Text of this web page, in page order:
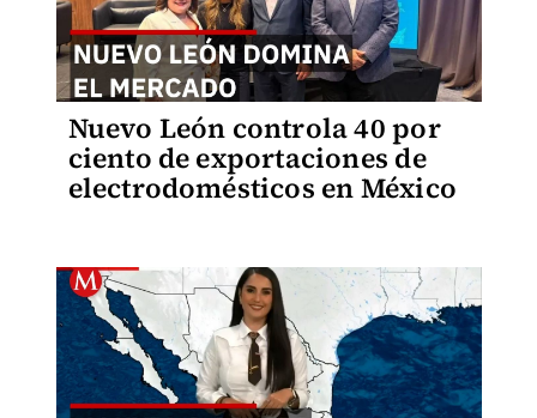
Nuevo León controla 40 por
ciento de exportaciones de
electrodomésticos en México